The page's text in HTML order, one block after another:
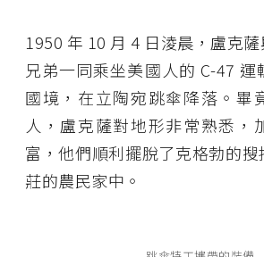
1950 年 10 月 4 日淩晨，盧克
兄弟一同乘坐美國人的 C-47
國境，在立陶宛跳傘降落。畢
人，盧克薩對地形非常熟悉，
富，他們順利擺脫了克格勃的
莊的農民家中。